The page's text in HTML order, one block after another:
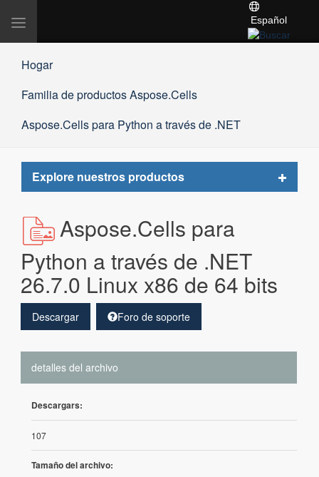
Alternar
Español
Hogar
Familia de productos Aspose.Cells
Aspose.Cells para Python a través de .NET
Explore nuestros productos
Toggle
Aspose.Cells para
Python a través de .NET
26.7.0 Linux x86 de 64 bits
Descargar Foro de soporte
detalles del archivo
Descargars:
107
Tamaño del archivo: